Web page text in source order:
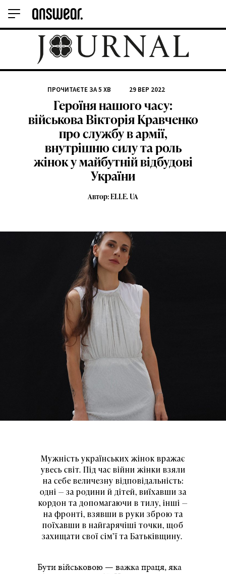
ПРОЧИТАЄТЕ ЗА5 ХВ 29 ВЕР 2022
Героїня нашого часу:
військова Вікторія Кравченко
про службу в армії,
внутрішню силу та роль
жінок у майбутній відбудові
України
Автор: ELLE. UA
Мужність українських жінок вражає
увесь світ. Під час війни жінки взяли
на себе величезну відповідальність:
одні — за родини й дітей, виїхавши за
кордон та допомагаючи в тилу, інші —
на фронті, взявши в руки зброю та
поїхавши в найгарячіші точки, щоб
захищати свої сім’ї та Батьківщину.
Бути військовою — важка праця, яка